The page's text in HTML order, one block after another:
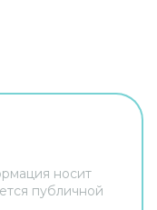
носит
публичной